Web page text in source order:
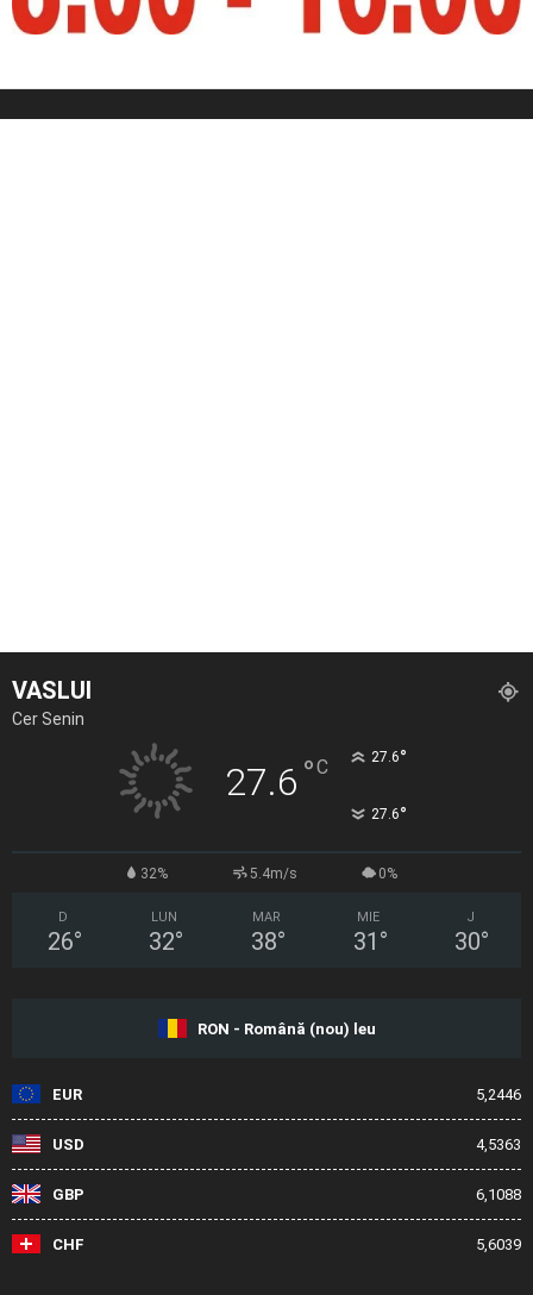
VASLUI
Cer Senin
27.6 °C 27.6°
27.6°
32% 5.4m/s 0%
D
26°
LUN
32°
MAR
38°
MIE
31 °
J
30°
RON - Română (nou) leu
EUR 5,2446
USD 4,5363
GBP 6,1088
CHF 5,6039